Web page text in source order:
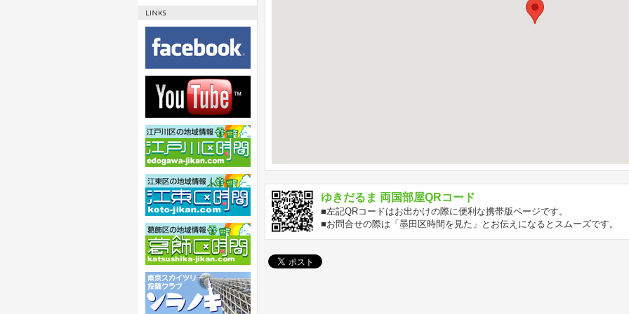
ゆきだるま 両国部屋QRコード
■左記QRコードはお出かけの際に便利な携帯版ページです。
■お問合せの際は「墨田区時間を見た」とお伝えになるとスムーズです。